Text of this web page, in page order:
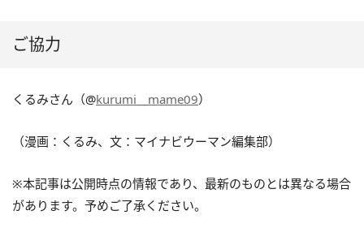
ご協力
くるみさん（@kurumi__mame09）
（漫画：くるみ、文：マイナビウーマン編集部）
※本記事は公開時点の情報であり、最新のものとは異なる場合
があります。予めご了承ください。